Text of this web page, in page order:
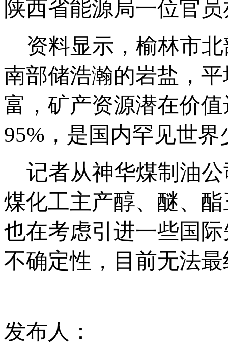
陕西省能源局一位官
资料显示，榆林市北
南部储浩瀚的岩盐，
富，矿产资源潜在价
95%，是国内罕见世
记者从神华煤制油公
煤化工主产醇、醚、
也在考虑引进一些国
不确定性，目前无法
发布人：